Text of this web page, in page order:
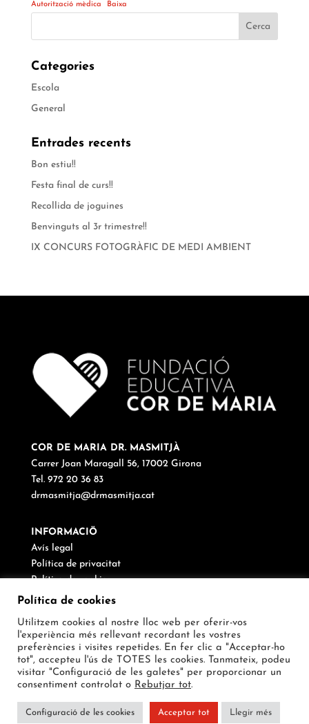
Autorització mèdica Baixa
Categories
Escola
General
Entrades recents
Bon estiu!!
Festa final de curs!!
Recollida de joguines
Benvinguts al 3r trimestre!!
IX CONCURS FOTOGRÀFIC DE MEDI AMBIENT
COR DE MARIA DR. MASMITJÀ
Carrer Joan Maragall 56, 17002 Girona
Tel. 972 20 36 83
drmasmitja@drmasmitja.cat
INFORMACIÖ
Avís legal
Política de privacitat
Política de cookies
Canal de denúncies
SEGUEIX-NOS
Política de cookies
Utilitzem cookies al nostre lloc web per oferir-vos
l'experiència més rellevant recordant les vostres
preferències i visites repetides. En fer clic a "Acceptar-ho
tot", accepteu l'ús de TOTES les cookies. Tanmateix, podeu
visitar "Configuració de les galetes" per proporcionar un
consentiment controlat o Rebutjar tot.
Configuració de les cookies Acceptar tot Llegir més